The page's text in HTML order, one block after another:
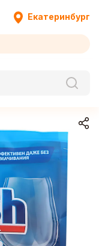
Екатеринбург